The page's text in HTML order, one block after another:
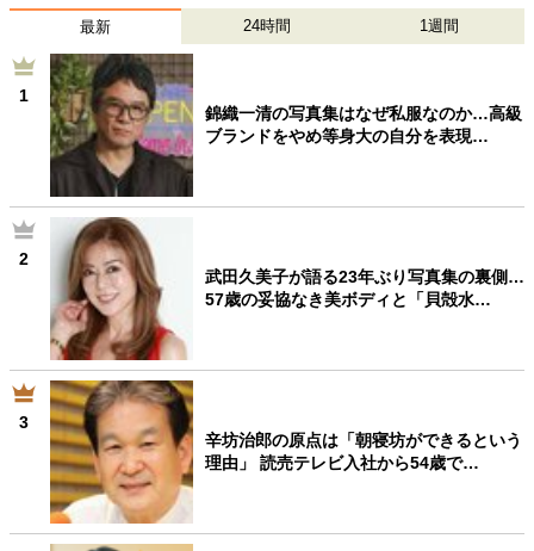
最新 24時間 1週間
1
錦織一清の写真集はなぜ私服なのか…高級
ブランドをやめ等身大の自分を表現…
2
武田久美子が語る23年ぶり写真集の裏側…
57歳の妥協なき美ボディと「貝殻水…
3
辛坊治郎の原点は「朝寝坊ができるという
理由」 読売テレビ入社から54歳で…